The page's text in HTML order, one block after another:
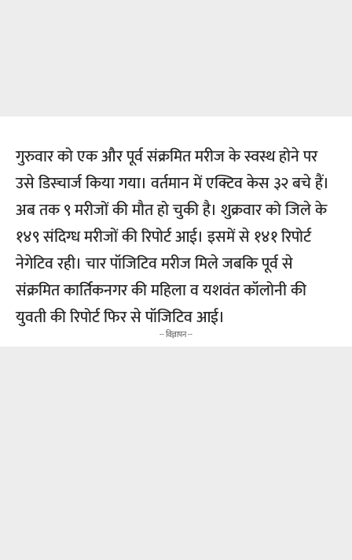
गुरुवार को एक और पूर्व संक्रमित मरीज के स्वस्थ होने पर
उसे डिस्चार्ज किया गया। वर्तमान में एक्टिव केस ३२ बचे हैं।
अब तक ९ मरीजों की मौत हो चुकी है। शुक्रवार को जिले के
१४९ संदिग्ध मरीजों की रिपोर्ट आई। इसमें से १४१ रिपोर्ट
नेगेटिव रही। चार पॉजिटिव मरीज मिले जबकि पूर्व से
संक्रमित कार्तिकनगर की महिला व यशवंत कॉलोनी की
युवती की रिपोर्ट फिर से पॉजिटिव आई।
-- विज्ञापन --